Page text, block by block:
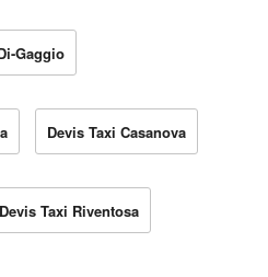
Gaggio
Devis Taxi Casanova
Devis Taxi Riventosa